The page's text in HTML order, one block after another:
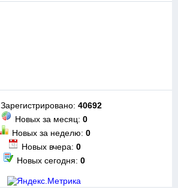
Зарегистрировано: 40692
Новых за месяц: 0
Новых за неделю: 0
Новых вчера: 0
Новых сегодня: 0